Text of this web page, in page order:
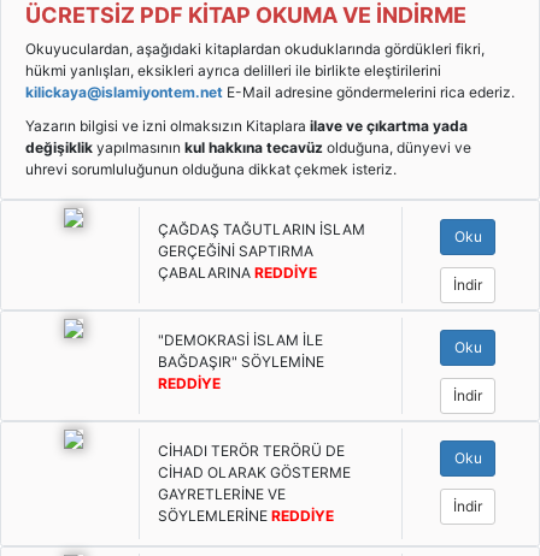
ÜCRETSİZ PDF KİTAP OKUMA VE İNDİRME
Okuyuculardan, aşağıdaki kitaplardan okuduklarında gördükleri fikri,
hükmi yanlışları, eksikleri ayrıca delilleri ile birlikte eleştirilerini
kilickaya@islamiyontem.net E-Mail adresine göndermelerini rica ederiz.
Yazarın bilgisi ve izni olmaksızın Kitaplara ilave ve çıkartma yada
değişiklik yapılmasının kul hakkına tecavüz olduğuna, dünyevi ve
uhrevi sorumluluğunun olduğuna dikkat çekmek isteriz.
ÇAĞDAŞ TAĞUTLARIN İSLAM
GERÇEĞİNİ SAPTIRMA
ÇABALARINA REDDİYE
Oku
İndir
"DEMOKRASİ İSLAM İLE
BAĞDAŞIR" SÖYLEMİNE
REDDİYE
Oku
İndir
CİHADI TERÖR TERÖRÜ DE
CİHAD OLARAK GÖSTERME
GAYRETLERİNE VE
SÖYLEMLERİNE REDDİYE
Oku
İndir